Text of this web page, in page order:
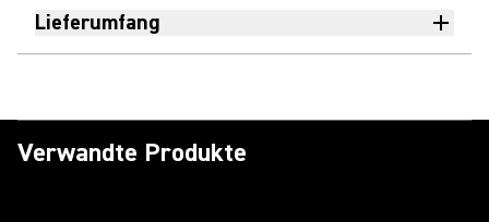
Lieferumfang
Verwandte Produkte